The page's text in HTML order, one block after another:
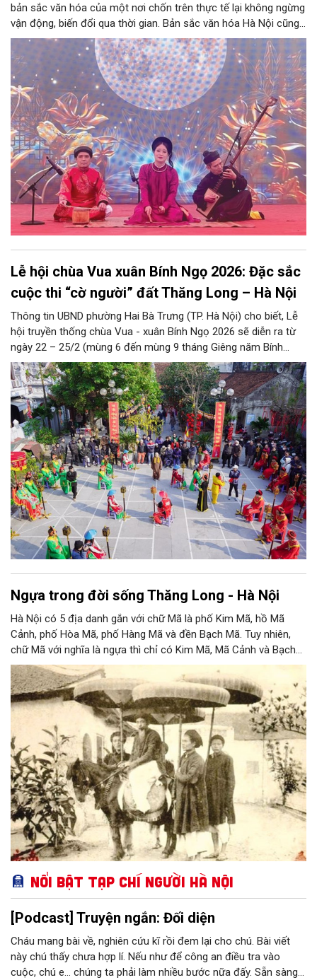
bản sắc văn hóa của một nơi chốn trên thực tế lại không ngừng
vận động, biến đổi qua thời gian. Bản sắc văn hóa Hà Nội cũng
không phải ngoại lệ. Là kết quả của một quá trình kiến tạo lâu
dài, bền bỉ, bản sắc văn hóa Hà Nội là sự kết tinh của quá trình
đan xen, bồi đắp của những lớp trầm tích của đời sống dân gian
và những mảng màu đa sắc của đời sống đô thị hàng nghìn
năm. Trong quá trình này, văn hóa dân gian giữ vai trò nền tảng,
từ đó, bản sắc văn hóa Hà Nội được định hình; và qua biết bao
lớp vun bồi của giao lưu văn hóa, qua bao chảy trôi, thăng trầm
của lịch sử, qua những tác động mạnh mẽ của kinh tế thị
trường và toàn cầu hóa, vẫn có thể thấy vẻ đẹp đặc sắc của
linh hồn phố thị Hà Nội được kiến tạo từ văn hóa dân gian.
Lễ hội chùa Vua xuân Bính Ngọ 2026: Đặc sắc
cuộc thi “cờ người” đất Thăng Long – Hà Nội
Thông tin UBND phường Hai Bà Trưng (TP. Hà Nội) cho biết, Lễ
hội truyền thống chùa Vua - xuân Bính Ngọ 2026 sẽ diễn ra từ
ngày 22 – 25/2 (mùng 6 đến mùng 9 tháng Giêng năm Bính
Ngọ). Lễ hội được khai mạc vào sáng ngày 25/2 (ngày 9 tháng
Giêng năm Bính Ngọ) tại chùa Vua (số 17 Thịnh Yên), trong đó
đặc sắc nhất là phần thi cờ tướng.
Ngựa trong đời sống Thăng Long - Hà Nội
Hà Nội có 5 địa danh gắn với chữ Mã là phố Kim Mã, hồ Mã
Cảnh, phố Hòa Mã, phố Hàng Mã và đền Bạch Mã. Tuy nhiên,
chữ Mã với nghĩa là ngựa thì chỉ có Kim Mã, Mã Cảnh và Bạch
Mã. Tuy nhiên Bạch Mã với nghĩa ngựa trắng chỉ là truyền
thuyết, còn chữ Mã trong Hàng Mã và Hòa Mã là chữ Nôm chỉ
đồ cúng tế, quần áo mặc khi làm lễ.
Nổi bật Tạp chí Người Hà Nội
[Podcast] Truyện ngắn: Đối diện
Cháu mang bài về, nghiên cứu kĩ rồi đem lại cho chú. Bài viết
này chú thấy chưa hợp lí. Nếu như để công an điều tra vào
cuộc, chú e… chúng ta phải làm nhiều bước nữa đấy. Sẵn sàng